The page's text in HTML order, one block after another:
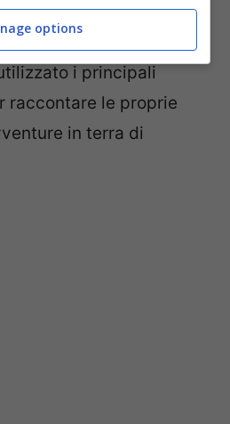
(18,90%), che
nessuna
i principali
raccontare le proprie
in terra di
options